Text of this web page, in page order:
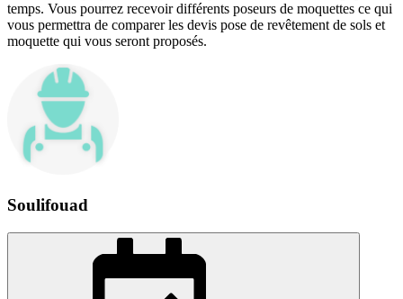
temps. Vous pourrez recevoir différents poseurs de moquettes ce qui
vous permettra de comparer les devis pose de revêtement de sols et
moquette qui vous seront proposés.
Soulifouad